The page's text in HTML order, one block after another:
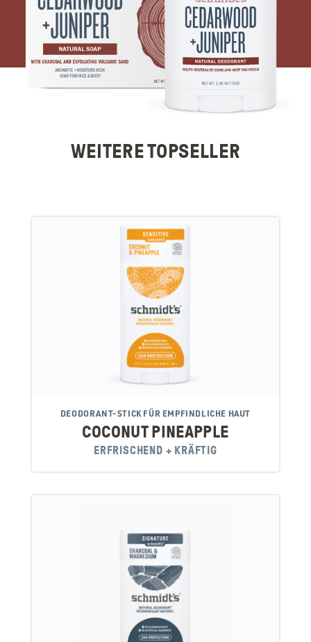
WEITERE TOPSELLER
DEODORANT-STICK FÜR EMPFINDLICHE HAUT
COCONUT PINEAPPLE
ERFRISCHEND + KRÄFTIG